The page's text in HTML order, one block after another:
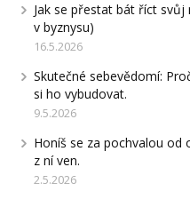
Jak se přestat bát říct svůj
v byznysu)
16.5.2026
Skutečné sebevědomí:
si ho vybudovat.
9.5.2026
Honíš se za pochvalou od
z ní ven.
2.5.2026